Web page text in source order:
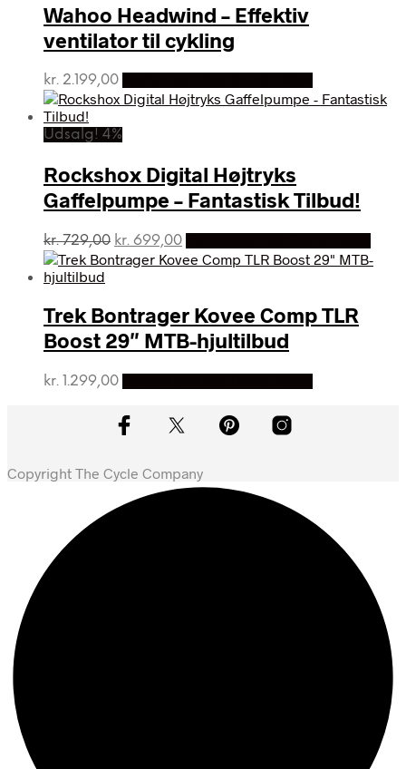
var:
kr. 819,00.
er:
kr. 598,00.
Wahoo Headwind – Effektiv
ventilator til cykling
kr. 2.199,00
Udsalg! 4%
Rockshox Digital Højtryks
Gaffelpumpe – Fantastisk Tilbud!
kr.729,00 Den
oprindelige
kr. 729,00.
kr. 699,00Den
aktuelle
kr. 699,00.
Trek Bontrager Kovee Comp TLR
Boost 29″ MTB-hjultilbud
kr. 1.299,00
Copyright The Cycle Company